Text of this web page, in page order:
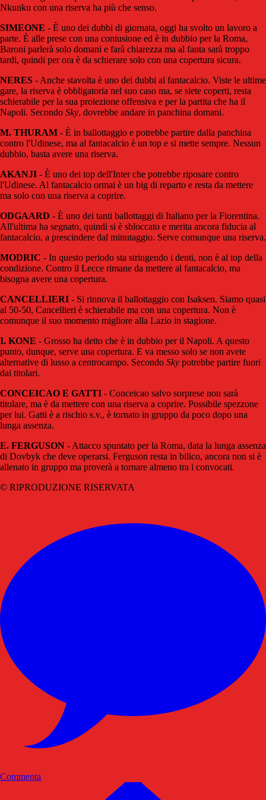
Nkunku con una riserva ha più che senso.
SIMEONE - È uno dei dubbi di giornata, oggi ha svolto un lavoro a
parte. È alle prese con una contusione ed è in dubbio per la Roma,
Baroni parlerà solo domani e farà chiarezza ma al fanta sarà troppo
tardi, quindi per ora è da schierare solo con una copertura sicura.
NERES - Anche stavolta è uno dei dubbi al fantacalcio. Viste le ultime
gare, la riserva è obbligatoria nel suo caso ma, se siete coperti, resta
schierabile per la sua proiezione offensiva e per la partita che ha il
Napoli. Secondo Sky, dovrebbe andare in panchina domani.
M. THURAM - È in ballottaggio e potrebbe partire dalla panchina
contro l'Udinese, ma al fantacalcio è un top e si mette sempre. Nessun
dubbio, basta avere una riserva.
AKANJI - È uno dei top dell'Inter che potrebbe riposare contro
l'Udinese. Al fantacalcio ormai è un big di reparto e resta da mettere
ma solo con una riserva a coprire.
ODGAARD - È uno dei tanti ballottaggi di Italiano per la Fiorentina.
All'ultima ha segnato, quindi si è sbloccato e merita ancora fiducia al
fantacalcio, a prescindere dal minutaggio. Serve comunque una riserva.
MODRIC - In questo periodo sta stringendo i denti, non è al top della
condizione. Contro il Lecce rimane da mettere al fantacalcio, ma
bisogna avere una copertura.
CANCELLIERI - Si rinnova il ballottaggio con Isaksen. Siamo quasi
al 50-50, Cancellieri è schierabile ma con una copertura. Non è
comunque il suo momento migliore alla Lazio in stagione.
I. KONE - Grosso ha detto che è in dubbio per il Napoli. A questo
punto, dunque, serve una copertura. E va messo solo se non avete
alternative di lusso a centrocampo. Secondo Sky potrebbe partire fuori
dai titolari.
CONCEICAO E GATTI - Conceicao salvo sorprese non sarà
titolare, ma è da mettere con una riserva a coprire. Possibile spezzone
per lui. Gatti è a rischio s.v., è tornato in gruppo da poco dopo una
lunga assenza.
E. FERGUSON - Attacco spuntato per la Roma, data la lunga assenza
di Dovbyk che deve operarsi. Ferguson resta in bilico, ancora non si è
allenato in gruppo ma proverà a tornare almeno tra i convocati.
© RIPRODUZIONE RISERVATA
Commenta